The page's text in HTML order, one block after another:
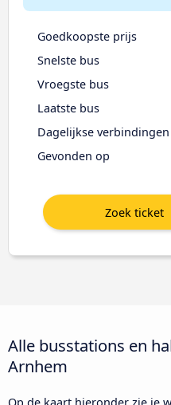
Goedkoopste prijs
Snelste bus
Vroegste bus
Laatste bus
Dagelijkse verbindingen
Gevonden op
Alle busstations en
Arnhem